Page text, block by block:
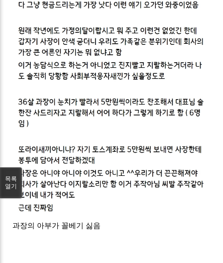
과장의 아부가 꼴베기 싫음
목록
열기